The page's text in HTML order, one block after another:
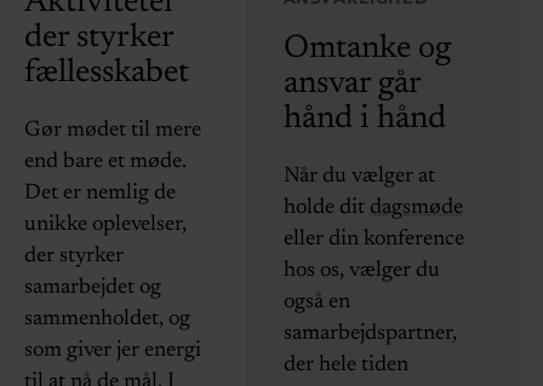
der styrker
fællesskabet
Gør mødet til mere
end bare et møde.
Det er nemlig de
unikke oplevelser,
der styrker
samarbejdet og
sammenholdet, og
som giver jer energi
Omtanke og
ansvar går
hånd i hånd
Når du vælger at
holde dit dagsmøde
eller din konference
hos os, vælger du
også en
samarbejdspartner,
der hele tiden